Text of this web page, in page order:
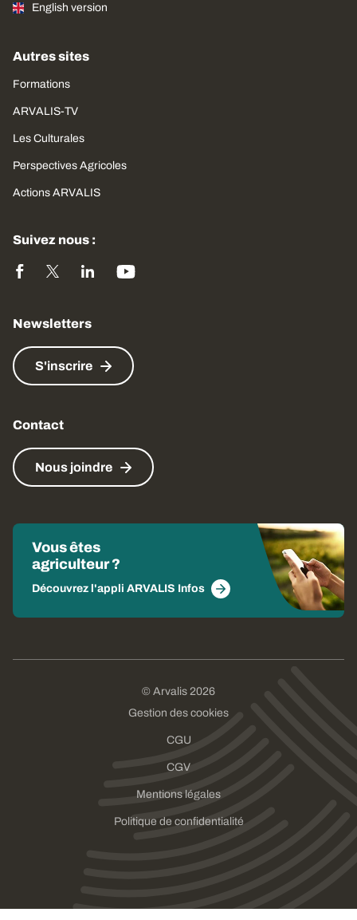
English version
Autres sites
Formations
ARVALIS-TV
Les Culturales
Perspectives Agricoles
Actions ARVALIS
Suivez nous :
Newsletters
S'inscrire
Contact
Nous joindre
Vous êtes
agriculteur ?
Découvrez l'appli ARVALIS Infos
© Arvalis 2026
Gestion des cookies
CGU
CGV
Mentions légales
Politique de confidentialité